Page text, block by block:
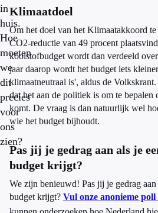
in
huis.
Hoe
moeten
we
dit
precies
voor
ons
zien?
Klimaatdoel
Om het doel van het Klimaatakkoord te
CO2-reductie van 49 procent
koolstofbudget wordt dan verdeeld
jaar daarop wordt het budget iets
klimaatneutraal is', aldus de
dat het aan de politiek is om te bepalen
komt. De vraag is dan natuurlijk wel
wie het budget bijhoudt.
Pas jij je gedrag aan als je
budget krijgt?
We zijn benieuwd! Pas jij je gedrag
budget krijgt? Vul onze anonieme